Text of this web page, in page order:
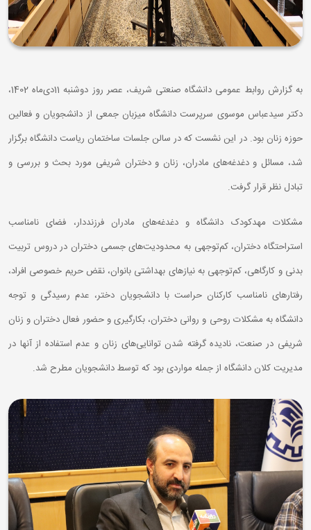
به گزارش روابط عمومی دانشگاه صنعتی شریف، عصر روز دوشنبه 11دی‌ماه 1402،
دکتر سیدعباس موسوی سرپرست دانشگاه میزبان جمعی از دانشجویان و فعالین
حوزه زنان بود. در این نشست که در سالن جلسات ساختمان ریاست دانشگاه برگزار
شد، مسائل و دغدغه‌های مادران، زنان و دختران شریفی مورد بحث و بررسی و
تبادل نظر قرار گرفت.
مشکلات مهدکودک دانشگاه و دغدغه‌های مادران فرزند‌دار، فضای نامناسب
استراحتگاه دختران، کم‌توجهی به محدودیت‌های جسمی دختران در دروس تربیت
بدنی و کارگاهی، کم‌توجهی به نیازهای بهداشتی بانوان، نقض حریم خصوصی افراد،
رفتارهای نامناسب کارکنان حراست با دانشجویان دختر، عدم رسیدگی و توجه
دانشگاه به مشکلات روحی و روانی دختران، بکارگیری و حضور فعال دختران و زنان
شریفی در صنعت، نادیده گرفته شدن توانایی‌های زنان و عدم استفاده از آنها در
مدیریت کلان دانشگاه از جمله مواردی بود که توسط دانشجویان مطرح شد.